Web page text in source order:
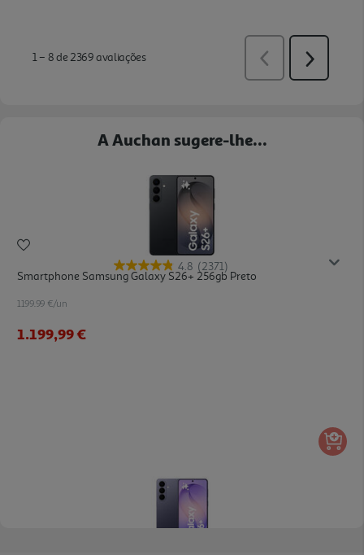
A Auchan sugere-lhe...
4.8 (2371)
Smartphone Samsung Galaxy S26+ 256gb Preto
1199.99 €/un
1.199,99 €